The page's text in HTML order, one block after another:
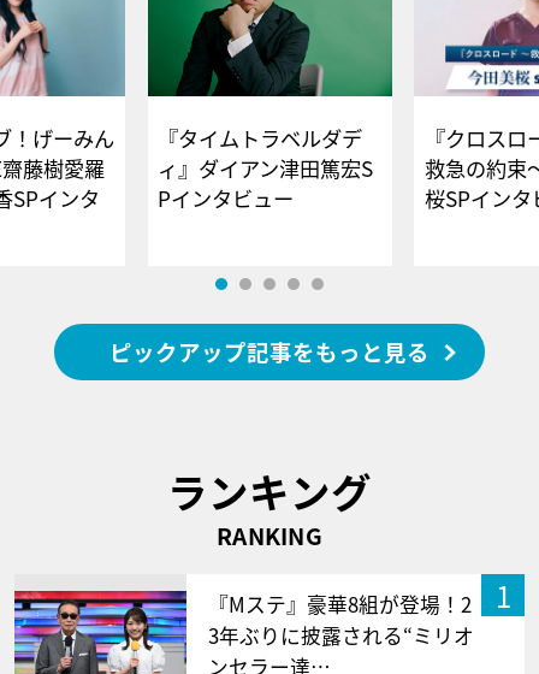
！げーみん
藤樹愛羅
SPインタ
『タイムトラベルダデ
ィ』ダイアン津田篤宏S
Pインタビュー
『クロス
救急の約束
桜SPイ
ピックアップ記事をもっと見る
ランキング
RANKING
1
『Mステ』豪華8組が登場！2
3年ぶりに披露される“ミリオ
ンセラー達…